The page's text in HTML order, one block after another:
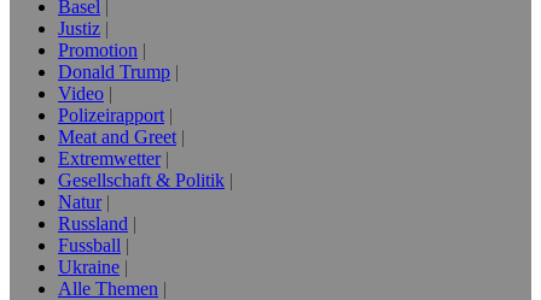
Basel
Justiz
Promotion
Donald Trump
Video
Polizeirapport
Meat and Greet
Extremwetter
Gesellschaft & Politik
Natur
Russland
Fussball
Ukraine
Alle Themen